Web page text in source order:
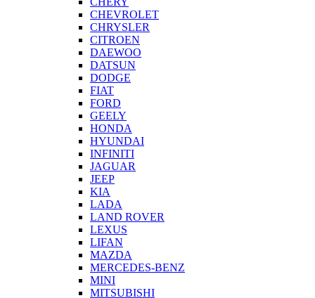
CHEVROLET
CHRYSLER
CITROEN
DAEWOO
DATSUN
DODGE
FIAT
FORD
GEELY
HONDA
HYUNDAI
INFINITI
JAGUAR
JEEP
KIA
LADA
LAND ROVER
LEXUS
LIFAN
MAZDA
MERCEDES-BENZ
MINI
MITSUBISHI